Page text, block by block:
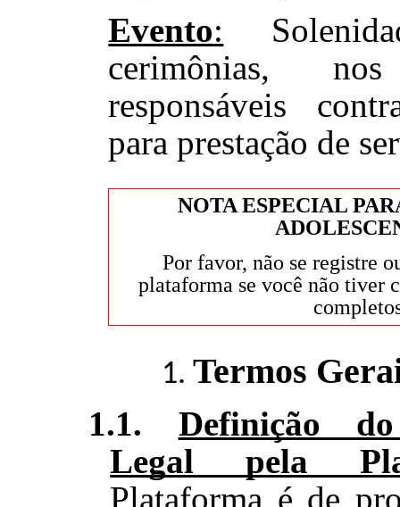
Evento:
cerimônias,
responsáveis
para prestação de
NOTA ESPECIAL
Por favor, não se registre
plataforma se você não tiver
Termos
1.1. Definição do
Legal pela
Plataforma é de